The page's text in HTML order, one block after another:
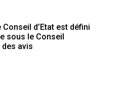
d’Etat est défini
sous le Conseil
avis